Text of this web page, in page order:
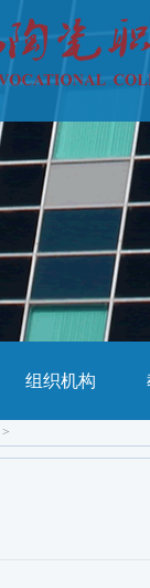
组织机构
>